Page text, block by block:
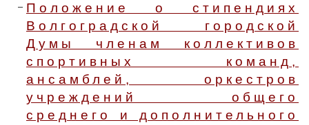
Положение о стипендиях
Волгоградской городской
Думы членам коллективов
спортивных команд,
ансамблей, оркестров
учреждений общего
среднего и дополнительного